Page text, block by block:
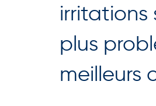
irritations
plus
meilleurs